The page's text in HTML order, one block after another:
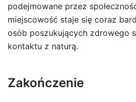
podejmowane przez
miejscowość staje się coraz
osób poszukujących zdrowego
kontaktu z naturą.
Zakończenie